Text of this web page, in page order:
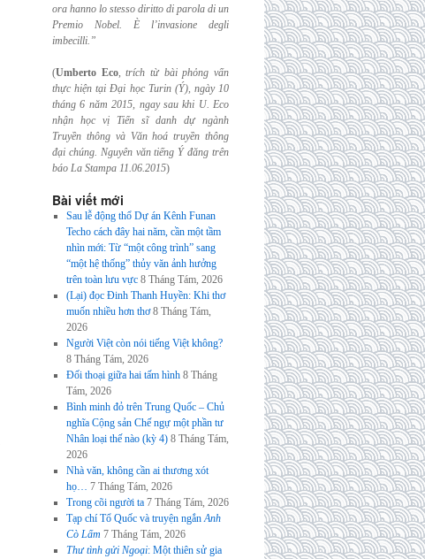
ora hanno lo stesso diritto di parola di un
Premio Nobel. È l’invasione degli
imbecilli.”
(Umberto Eco,trích từ bài phỏng vấn
thực hiện tại Đại học Turin (Ý), ngày 10
tháng 6 năm 2015, ngay sau khi U. Eco
nhận học vị Tiến sĩ danh dự ngành
Truyền thông và Văn hoá truyền thông
đại chúng. Nguyên văn tiếng Ý đăng trên
báo La Stampa 11.06.2015)
Bài viết mới
Sau lễ động thổ Dự án Kênh Funan
Techo cách đây hai năm, cần một tầm
nhìn mới: Từ “một công trình” sang
“một hệ thống” thủy văn ảnh hưởng
trên toàn lưu vực 8 Tháng Tám, 2026
(Lại) đọc Đinh Thanh Huyền: Khi thơ
muốn nhiều hơn thơ 8 Tháng Tám,
2026
Người Việt còn nói tiếng Việt không?
8 Tháng Tám, 2026
Đối thoại giữa hai tấm hình 8 Tháng
Tám, 2026
Bình minh đỏ trên Trung Quốc – Chủ
nghĩa Cộng sản Chế ngự một phần tư
Nhân loại thế nào (kỳ 4) 8 Tháng Tám,
2026
Nhà văn, không cần ai thương xót
họ… 7 Tháng Tám, 2026
Trong cõi người ta 7 Tháng Tám, 2026
Tạp chí Tổ Quốc và truyện ngắnAnh
Cò Lấm 7 Tháng Tám, 2026
Thư tình gửi Ngoại: Một thiên sử gia